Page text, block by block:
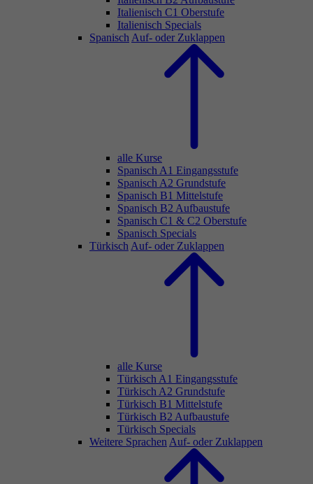
Italienisch C1 Oberstufe
Italienisch Specials
Spanisch Auf- oder Zuklappen
alle Kurse
Spanisch A1 Eingangsstufe
Spanisch A2 Grundstufe
Spanisch B1 Mittelstufe
Spanisch B2 Aufbaustufe
Spanisch C1 & C2 Oberstufe
Spanisch Specials
Türkisch Auf- oder Zuklappen
alle Kurse
Türkisch A1 Eingangsstufe
Türkisch A2 Grundstufe
Türkisch B1 Mittelstufe
Türkisch B2 Aufbaustufe
Türkisch Specials
Weitere Sprachen Auf- oder Zuklappen